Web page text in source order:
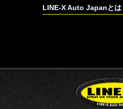
LINE-X Auto Japanとは